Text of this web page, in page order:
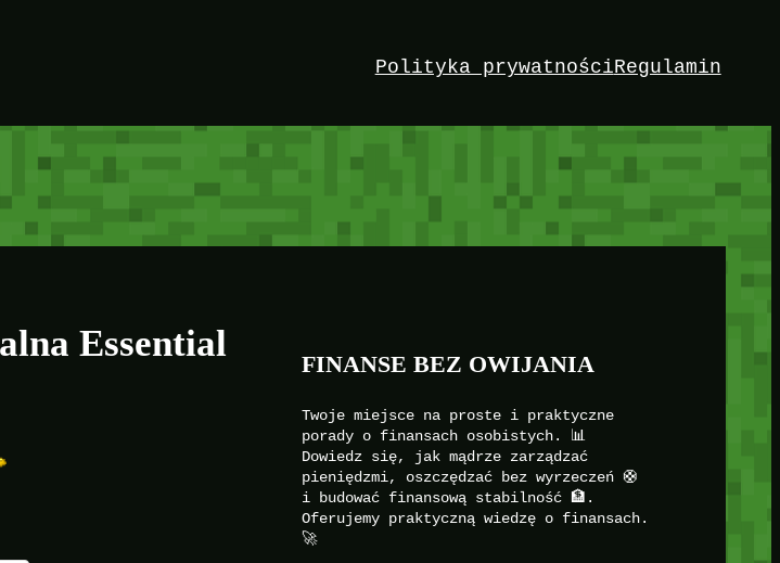
Polityka prywatnościRegulamin
Essential
FINANSE BEZ OWIJANIA
Twoje miejsce na proste i praktyczne
porady o finansach osobistych. 📊
Dowiedz się, jak mądrze zarządzać
pieniędzmi, oszczędzać bez wyrzeczeń 🛟
i budować finansową stabilność 🏦.
Oferujemy praktyczną wiedzę o finansach.
🚀